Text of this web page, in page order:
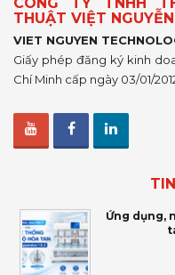
CÔNG TY TNHH
THUẬT VIỆT NGUYỄN
VIET NGUYEN
Giấy phép đăng ký kinh
Chí Minh cấp ngày 03/01/
Ứng dụng,